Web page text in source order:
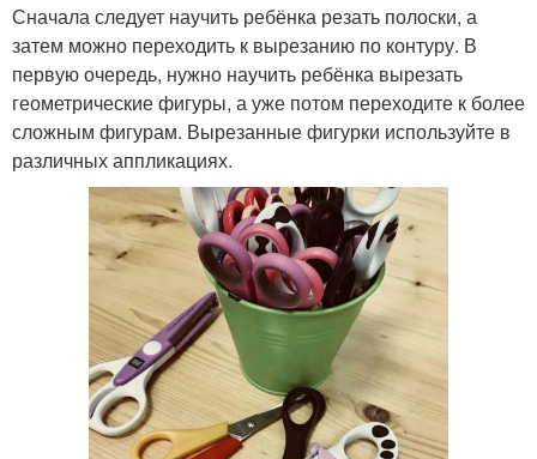
Сначала следует научить ребёнка резать полоски, а
затем можно переходить к вырезанию по контуру. В
первую очередь, нужно научить ребёнка вырезать
геометрические фигуры, а уже потом переходите к более
сложным фигурам. Вырезанные фигурки используйте в
различных аппликациях.